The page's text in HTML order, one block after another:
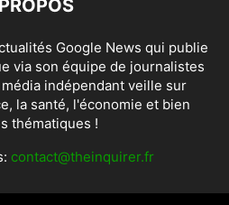
Google News qui publie
via son équipe de journalistes
indépendant veille sur
la santé, l'économie et bien
thématiques !
contact@theinquirer.fr